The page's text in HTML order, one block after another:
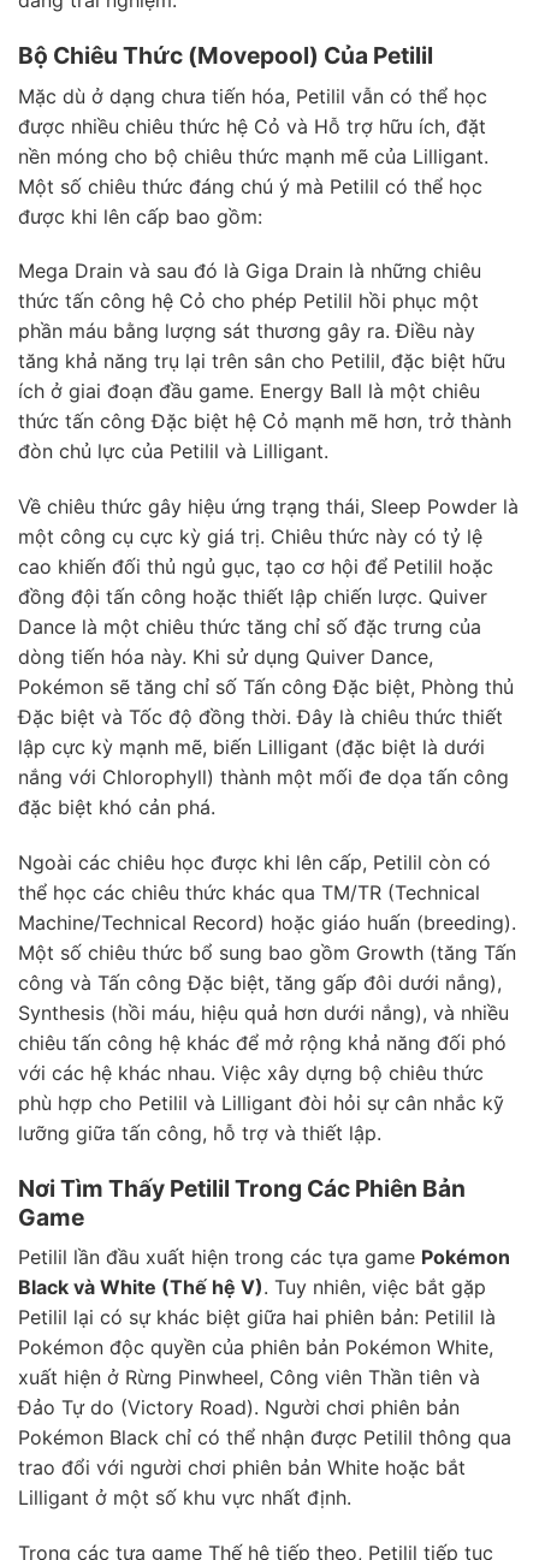
Bộ Chiêu Thức (Movepool) Của Petilil
Mặc dù ở dạng chưa tiến hóa, Petilil vẫn có thể học
được nhiều chiêu thức hệ Cỏ và Hỗ trợ hữu ích, đặt
nền móng cho bộ chiêu thức mạnh mẽ của Lilligant.
Một số chiêu thức đáng chú ý mà Petilil có thể học
được khi lên cấp bao gồm:
Mega Drain và sau đó là Giga Drain là những chiêu
thức tấn công hệ Cỏ cho phép Petilil hồi phục một
phần máu bằng lượng sát thương gây ra. Điều này
tăng khả năng trụ lại trên sân cho Petilil, đặc biệt hữu
ích ở giai đoạn đầu game. Energy Ball là một chiêu
thức tấn công Đặc biệt hệ Cỏ mạnh mẽ hơn, trở thành
đòn chủ lực của Petilil và Lilligant.
Về chiêu thức gây hiệu ứng trạng thái, Sleep Powder là
một công cụ cực kỳ giá trị. Chiêu thức này có tỷ lệ
cao khiến đối thủ ngủ gục, tạo cơ hội để Petilil hoặc
đồng đội tấn công hoặc thiết lập chiến lược. Quiver
Dance là một chiêu thức tăng chỉ số đặc trưng của
dòng tiến hóa này. Khi sử dụng Quiver Dance,
Pokémon sẽ tăng chỉ số Tấn công Đặc biệt, Phòng thủ
Đặc biệt và Tốc độ đồng thời. Đây là chiêu thức thiết
lập cực kỳ mạnh mẽ, biến Lilligant (đặc biệt là dưới
nắng với Chlorophyll) thành một mối đe dọa tấn công
đặc biệt khó cản phá.
Ngoài các chiêu học được khi lên cấp, Petilil còn có
thể học các chiêu thức khác qua TM/TR (Technical
Machine/Technical Record) hoặc giáo huấn (breeding).
Một số chiêu thức bổ sung bao gồm Growth (tăng Tấn
công và Tấn công Đặc biệt, tăng gấp đôi dưới nắng),
Synthesis (hồi máu, hiệu quả hơn dưới nắng), và nhiều
chiêu tấn công hệ khác để mở rộng khả năng đối phó
với các hệ khác nhau. Việc xây dựng bộ chiêu thức
phù hợp cho Petilil và Lilligant đòi hỏi sự cân nhắc kỹ
lưỡng giữa tấn công, hỗ trợ và thiết lập.
Nơi Tìm Thấy Petilil Trong Các Phiên Bản
Game
Petilil lần đầu xuất hiện trong các tựa game Pokémon
Black và White (Thế hệ V). Tuy nhiên, việc bắt gặp
Petilil lại có sự khác biệt giữa hai phiên bản: Petilil là
Pokémon độc quyền của phiên bản Pokémon White,
xuất hiện ở Rừng Pinwheel, Công viên Thần tiên và
Đảo Tự do (Victory Road). Người chơi phiên bản
Pokémon Black chỉ có thể nhận được Petilil thông qua
trao đổi với người chơi phiên bản White hoặc bắt
Lilligant ở một số khu vực nhất định.
Trong các tựa game Thế hệ tiếp theo, Petilil tiếp tục